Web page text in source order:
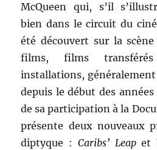
McQueen qui, s’il
bien dans le circuit du
été découvert sur la
films, films
installations,
depuis le début des
de sa participation à la
présente deux nouveaux
diptyque : Caribs’ Leapet